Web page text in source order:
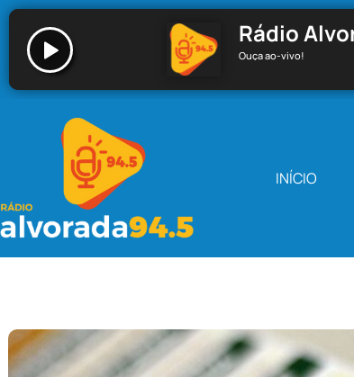
Rádio
Ouça ao-vivo!
Rádio Alvorada 94.5 - Santa Cecília
INÍCIO